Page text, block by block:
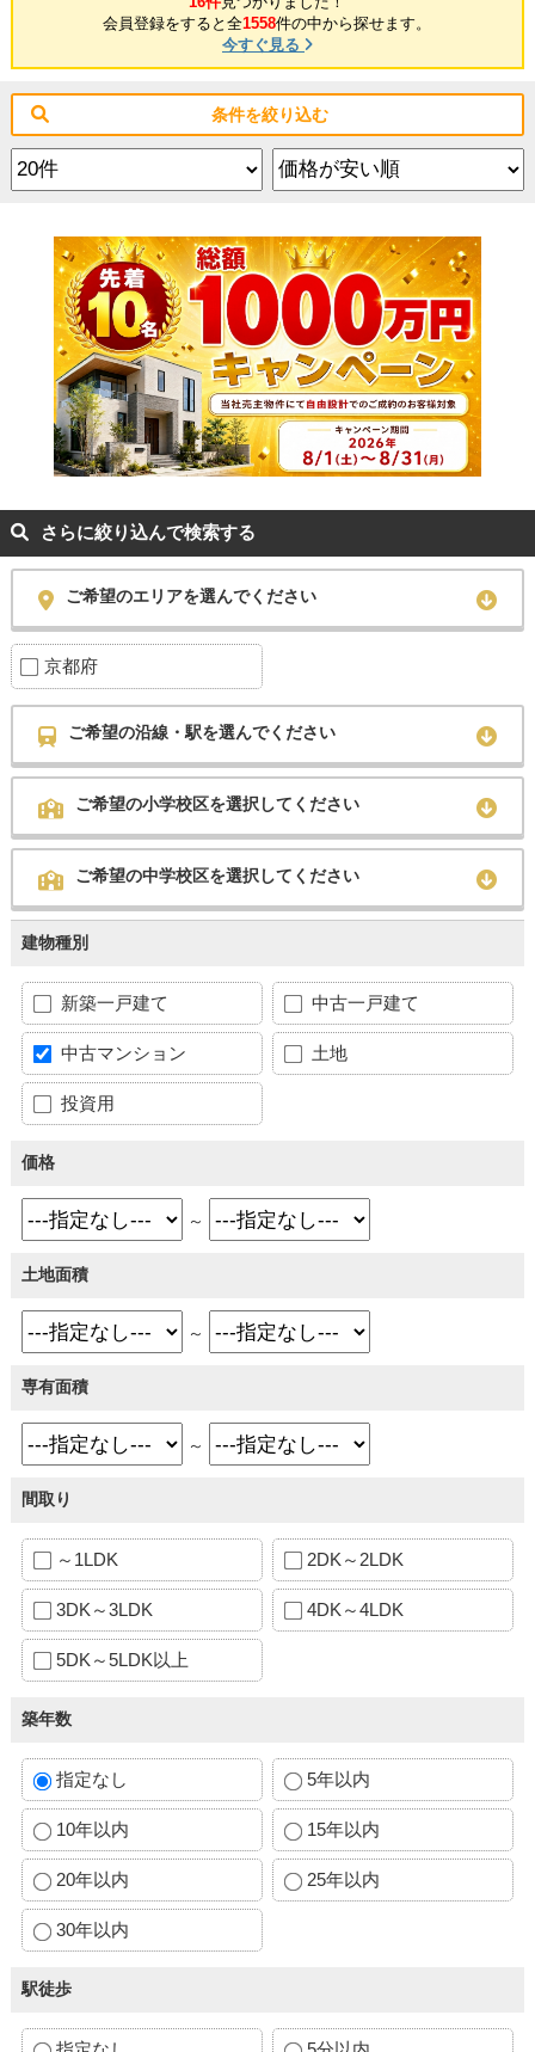
会員登録をすると全1558件の中から探せます。
今すぐ見る
条件を絞り込む
さらに絞り込んで検索する
ご希望のエリアを選んでください
京都府
ご希望の沿線・駅を選んでください
ご希望の小学校区を選択してください
ご希望の中学校区を選択してください
建物種別
新築一戸建て 中古一戸建て
中古マンション 土地
投資用
価格
～
土地面積
～
専有面積
～
間取り
～1LDK 2DK～2LDK
3DK～3LDK 4DK～4LDK
5DK～5LDK以上
築年数
指定なし 5年以内
10年以内 15年以内
20年以内 25年以内
30年以内
駅徒歩